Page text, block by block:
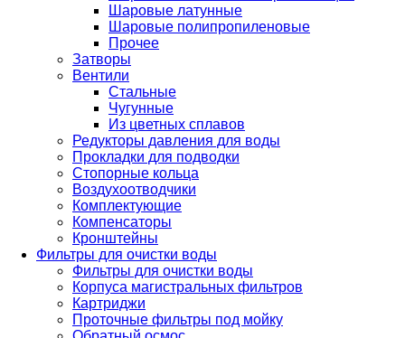
Шаровые латунные
Шаровые полипропиленовые
Прочее
Затворы
Вентили
Стальные
Чугунные
Из цветных сплавов
Редукторы давления для воды
Прокладки для подводки
Стопорные кольца
Воздухоотводчики
Комплектующие
Компенсаторы
Кронштейны
Фильтры для очистки воды
Фильтры для очистки воды
Корпуса магистральных фильтров
Картриджи
Проточные фильтры под мойку